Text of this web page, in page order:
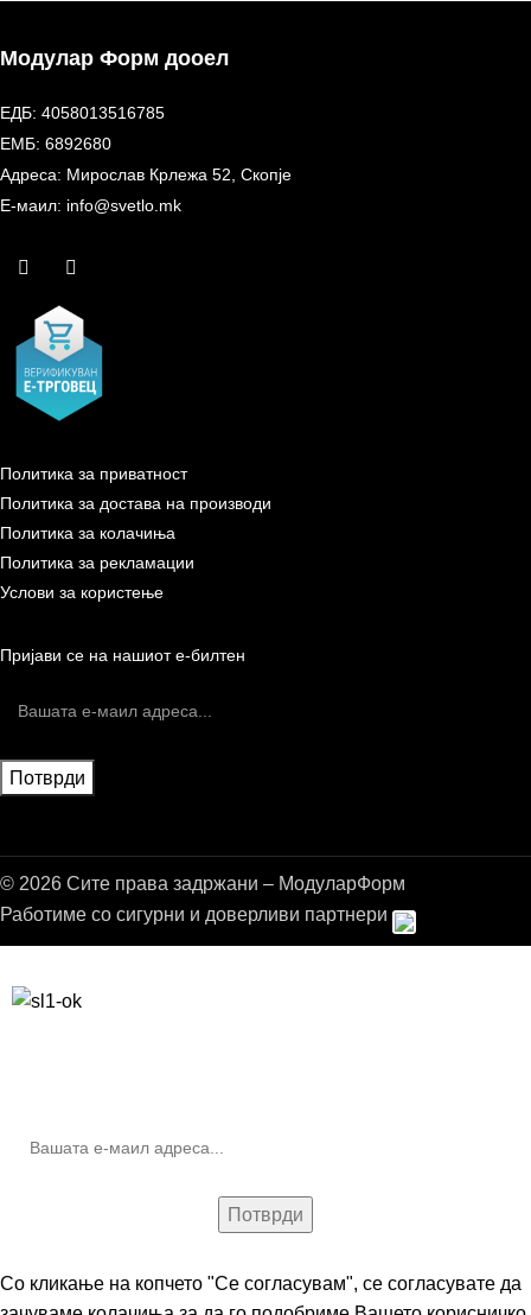
Модулар Форм дооел
ЕДБ: 4058013516785
ЕМБ: 6892680
Адреса: Мирослав Крлежа 52, Скопје
Е-маил: info@svetlo.mk
Политика за приватност
Политика за достава на производи
Политика за колачиња
Политика за рекламации
Услови за користење
Пријави се на нашиот е-билтен
© 2026 Сите права задржани – МодуларФорм
Работиме со сигурни и доверливи партнери
Со кликање на копчето "Се согласувам", се согласувате да